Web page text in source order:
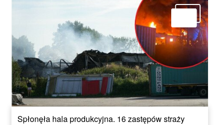
Spłonęła hala produkcyjna. 16 zastępów straży